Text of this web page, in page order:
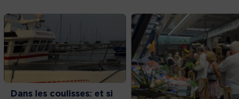
Dans les coulisses: et si